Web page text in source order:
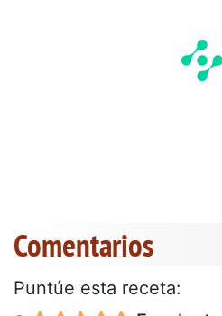
Comentarios
Puntúe esta receta: